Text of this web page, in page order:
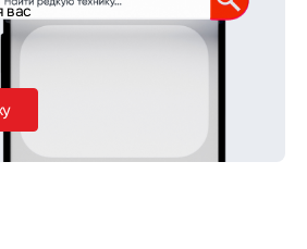
вас